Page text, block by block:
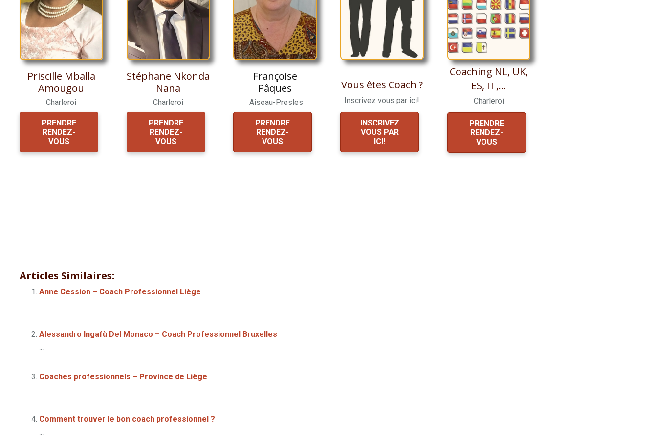
Priscille Mballa
Amougou
Charleroi
PRENDRE
RENDEZ-
VOUS
Stéphane Nkonda
Nana
Charleroi
PRENDRE
RENDEZ-
VOUS
Françoise
Pâques
Aiseau-Presles
PRENDRE
RENDEZ-
VOUS
Vous êtes Coach ?
Inscrivez vous par ici!
INSCRIVEZ
VOUS PAR
ICI!
Coaching NL, UK,
ES, IT,...
Charleroi
PRENDRE
RENDEZ-
VOUS
Articles Similaires:
Anne Cession – Coach Professionnel Liège
...
Alessandro Ingafù Del Monaco – Coach Professionnel Bruxelles
...
Coaches professionnels – Province de Liège
...
Comment trouver le bon coach professionnel ?
...